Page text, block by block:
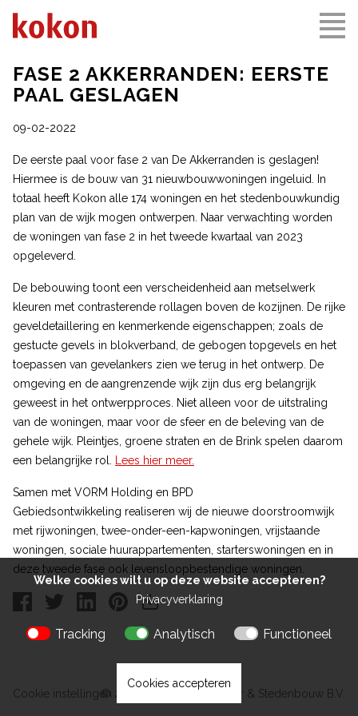
Welke cookies wilt u op deze website accepteren?
Privacyverklaring
Tracking Analytisch Functioneel
Cookies accepteren
FASE 2 AKKERRANDEN: EERSTE
PAAL GESLAGEN
09-02-2022
De eerste paal voor fase 2 van De Akkerranden is geslagen!
Hiermee is de bouw van 31 nieuwbouwwoningen ingeluid. In
totaal heeft Kokon alle 174 woningen en het stedenbouwkundig
plan van de wijk mogen ontwerpen. Naar verwachting worden
de woningen van fase 2 in het tweede kwartaal van 2023
opgeleverd.
De bebouwing toont een verscheidenheid aan metselwerk
kleuren met contrasterende rollagen boven de kozijnen. De rijke
geveldetaillering en kenmerkende eigenschappen; zoals de
gestucte gevels in blokverband, de gebogen topgevels en het
toepassen van gevelankers zien we terug in het ontwerp. De
omgeving en de aangrenzende wijk zijn dus erg belangrijk
geweest in het ontwerpproces. Niet alleen voor de uitstraling
van de woningen, maar voor de sfeer en de beleving van de
gehele wijk. Pleintjes, groene straten en de Brink spelen daarom
een belangrijke rol.
Lees hier meer.
Samen met VORM Holding en BPD
Gebiedsontwikkeling realiseren wij de nieuwe doorstroomwijk
met rijwoningen, twee-onder-een-kapwoningen, vrijstaande
woningen, sociale huurappartementen, starterswoningen en in
deze tweede fase ook levensloopbestendige woningen.
Cookie instellingen© 2026 Kokon Architectuur & Stedenbouw B.V.